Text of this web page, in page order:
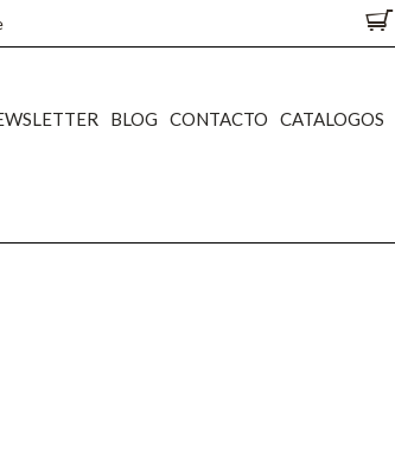
BLOG CONTACTO CATALOGOS